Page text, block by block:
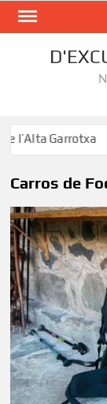
Skip
Garrotxa
Carros de